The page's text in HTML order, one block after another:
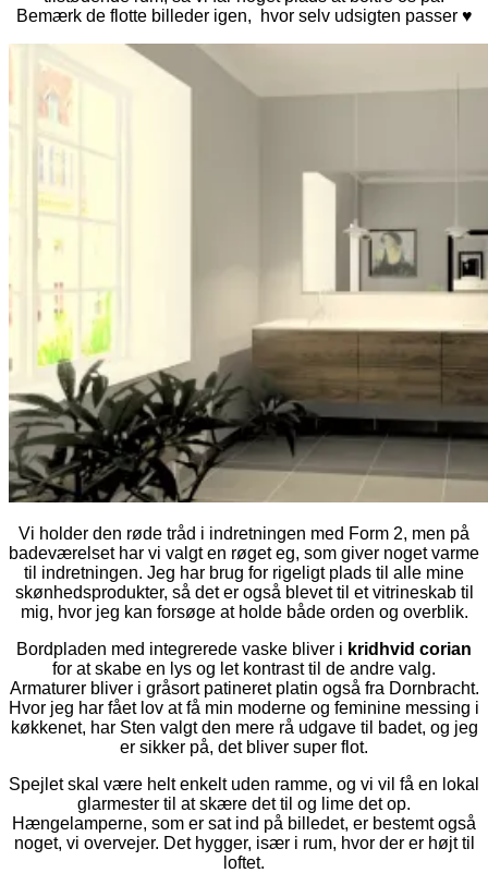
Bemærk de flotte billeder igen, hvor selv udsigten passer ♥
Vi holder den røde tråd i indretningen med Form 2, men på
badeværelset har vi valgt en røget eg, som giver noget varme
til indretningen. Jeg har brug for rigeligt plads til alle mine
skønhedsprodukter, så det er også blevet til et vitrineskab til
mig, hvor jeg kan forsøge at holde både orden og overblik.
Bordpladen med integrerede vaske bliver i kridhvid corian
for at skabe en lys og let kontrast til de andre valg.
Armaturer bliver i gråsort patineret platin også fra Dornbracht.
Hvor jeg har fået lov at få min moderne og feminine messing i
køkkenet, har Sten valgt den mere rå udgave til badet, og jeg
er sikker på, det bliver super flot.
Spejlet skal være helt enkelt uden ramme, og vi vil få en lokal
glarmester til at skære det til og lime det op.
Hængelamperne, som er sat ind på billedet, er bestemt også
noget, vi overvejer. Det hygger, især i rum, hvor der er højt til
loftet.